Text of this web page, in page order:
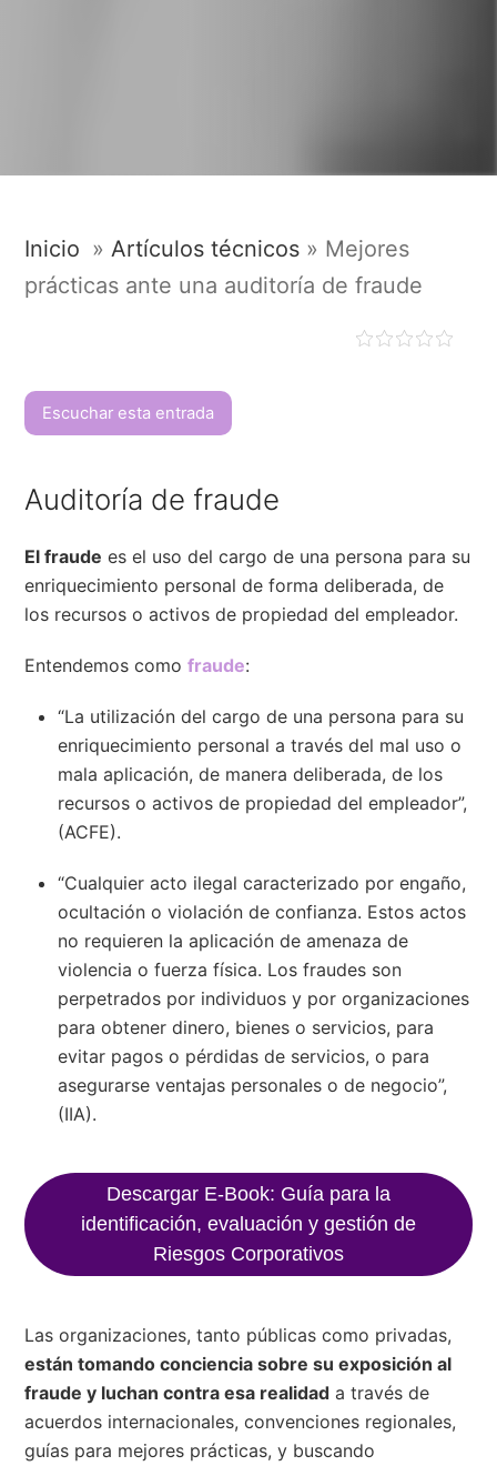
Inicio »Artículos técnicos » Mejores
prácticas ante una auditoría de fraude
Escuchar esta entrada
Auditoría de fraude
El fraude es el uso del cargo de una persona para su
enriquecimiento personal de forma deliberada, de
los recursos o activos de propiedad del empleador.
Entendemos comofraude:
“La utilización del cargo de una persona para su
enriquecimiento personal a través del mal uso o
mala aplicación, de manera deliberada, de los
recursos o activos de propiedad del empleador”,
(ACFE).
“Cualquier acto ilegal caracterizado por engaño,
ocultación o violación de confianza. Estos actos
no requieren la aplicación de amenaza de
violencia o fuerza física. Los fraudes son
perpetrados por individuos y por organizaciones
para obtener dinero, bienes o servicios, para
evitar pagos o pérdidas de servicios, o para
asegurarse ventajas personales o de negocio”,
(IIA).
Descargar E-Book: Guía para la
identificación, evaluación y gestión de
Riesgos Corporativos
Las organizaciones, tanto públicas como privadas,
están tomando conciencia sobre su exposición al
fraude y luchan contra esa realidad a través de
acuerdos internacionales, convenciones regionales,
guías para mejores prácticas, y buscando